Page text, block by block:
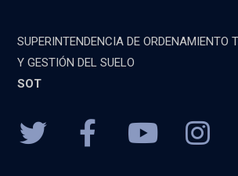
SUPERINTENDENCIA DE ORDENAMIENTO
Y GESTIÓN DEL SUELO
SOT